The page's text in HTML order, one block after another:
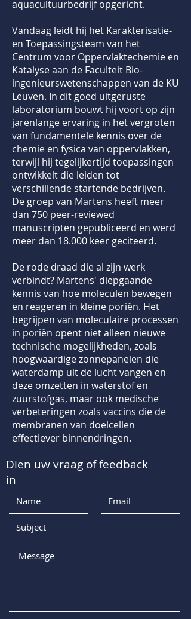
aquacultuurbedrijf opgericht.
Vandaag leidt hij het Karakterisatie-
en Toepassingsteam van het
Centrum voor Oppervlaktechemie en
Katalyse aan de Faculteit Bio-
ingenieurswetenschappen van de KU
Leuven. In dit goed uitgeruste
laboratorium bouwt hij voort op zijn
jarenlange ervaring in het vergroten
van fundamentele kennis over de
chemie en fysica van oppervlakken,
terwijl hij tegelijkertijd toepassingen
ontwikkelt die leiden tot
verschillende startende bedrijven.
De groep van Martens heeft meer
dan 750 peer-reviewed
manuscripten gepubliceerd en werd
meer dan 18.000 keer geciteerd.
De rode draad die al zijn werk
verbindt? Martens' diepgaande
kennis van hoe moleculen bewegen
en reageren in kleine poriën. Het
begrijpen van moleculaire processen
in poriën opent niet alleen nieuwe
technische mogelijkheden, zoals
hoogwaardige zonnepanelen die
waterdamp uit de lucht vangen en
deze omzetten in waterstof en
zuurstofgas, maar ook medische
verbeteringen zoals vaccins die de
membranen van doelcellen
effectiever binnendringen.
Dien uw vraag of feedback
in